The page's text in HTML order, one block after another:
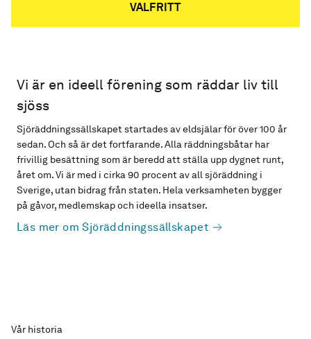
VALFRITT
Vi är en ideell förening som räddar liv till
sjöss
Sjöräddningssällskapet startades av eldsjälar för över 100 år
sedan. Och så är det fortfarande. Alla räddningsbåtar har
frivillig besättning som är beredd att ställa upp dygnet runt,
året om. Vi är med i cirka 90 procent av all sjöräddning i
Sverige, utan bidrag från staten. Hela verksamheten bygger
på gåvor, medlemskap och ideella insatser.
Läs mer om Sjöräddningssällskapet
Vår historia